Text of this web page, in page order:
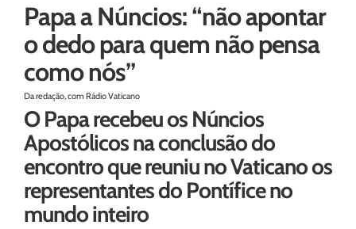
Papa a Núncios: “não apontar
o dedo para quem não pensa
como nós”
Da redação, com Rádio Vaticano
O Papa recebeu os Núncios
Apostólicos na conclusão do
encontro que reuniu no Vaticano os
representantes do Pontífice no
mundo inteiro